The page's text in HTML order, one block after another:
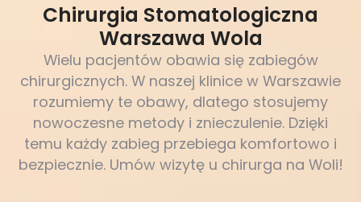
Chirurgia Stomatologiczna
Warszawa Wola
Wielu pacjentów obawia się zabiegów
chirurgicznych. W naszej klinice w Warszawie
rozumiemy te obawy, dlatego stosujemy
nowoczesne metody i znieczulenie. Dzięki
temu każdy zabieg przebiega komfortowo i
bezpiecznie. Umów wizytę u chirurga na Woli!